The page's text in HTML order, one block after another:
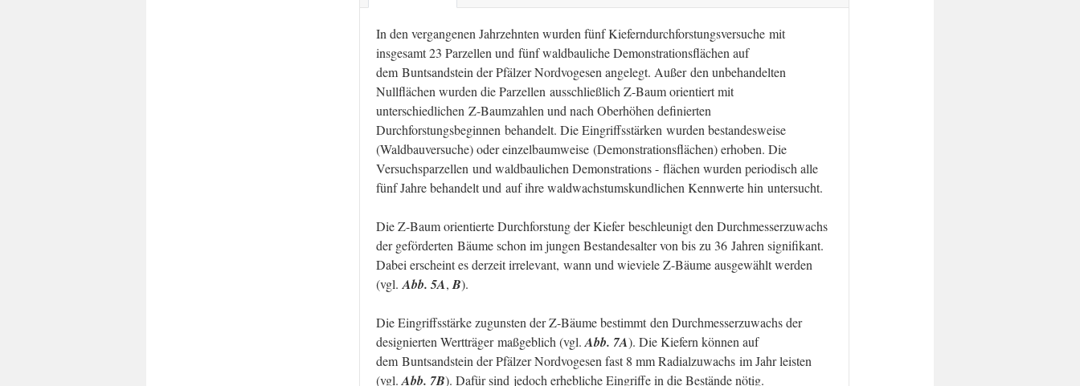
In den vergangenen Jahrzehnten wurden fünf Kieferndurchforstungsversuche mit
insgesamt 23 Parzellen und fünf waldbauliche Demonstrationsflächen auf
dem Buntsandstein der Pfälzer Nordvogesen angelegt. Außer den unbehandelten
Nullflächen wurden die Parzellen ausschließlich Z-Baum orientiert mit
unterschiedlichen Z-Baumzahlen und nach Oberhöhen definierten
Durchforstungsbeginnen behandelt. Die Eingriffsstärken wurden bestandesweise
(Waldbauversuche) oder einzelbaumweise (Demonstrationsflächen) erhoben. Die
Versuchsparzellen und waldbaulichen Demonstrations - flächen wurden periodisch alle
fünf Jahre behandelt und auf ihre waldwachstumskundlichen Kennwerte hin untersucht.
Die Z-Baum orientierte Durchforstung der Kiefer beschleunigt den Durchmesserzuwachs
der geförderten Bäume schon im jungen Bestandesalter von bis zu 36 Jahren signifikant.
Dabei erscheint es derzeit irrelevant, wann und wieviele Z-Bäume ausgewählt werden
(vgl. Abb. 5A, B).
Die Eingriffsstärke zugunsten der Z-Bäume bestimmt den Durchmesserzuwachs der
designierten Wertträger maßgeblich (vgl. Abb. 7A). Die Kiefern können auf
dem Buntsandstein der Pfälzer Nordvogesen fast 8 mm Radialzuwachs im Jahr leisten
(vgl. Abb. 7B). Dafür sind jedoch erhebliche Eingriffe in die Bestände nötig.